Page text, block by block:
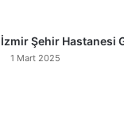
İzmir Şehir Hastanesi
1 Mart 2025